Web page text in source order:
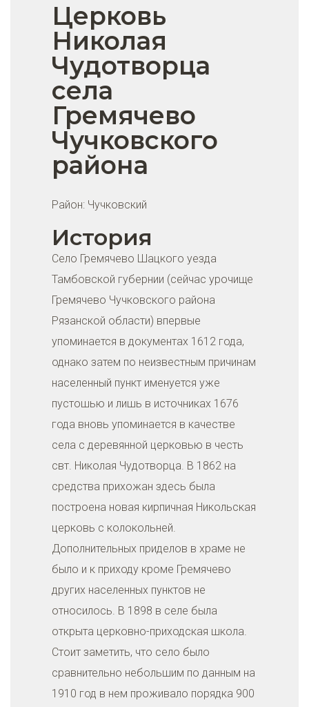
Церковь
Николая
Чудотворца
села
Гремячево
Чучковского
района
Район: Чучковский
История
Село Гремячево Шацкого уезда
Тамбовской губернии (сейчас урочище
Гремячево Чучковского района
Рязанской области) впервые
упоминается в документах 1612 года,
однако затем по неизвестным причинам
населенный пункт именуется уже
пустошью и лишь в источниках 1676
года вновь упоминается в качестве
села с деревянной церковью в честь
свт. Николая Чудотворца. В 1862 на
средства прихожан здесь была
построена новая кирпичная Никольская
церковь с колокольней.
Дополнительных приделов в храме не
было и к приходу кроме Гремячево
других населенных пунктов не
относилось. В 1898 в селе была
открыта церковно-приходская школа.
Стоит заметить, что село было
сравнительно небольшим по данным на
1910 год в нем проживало порядка 900